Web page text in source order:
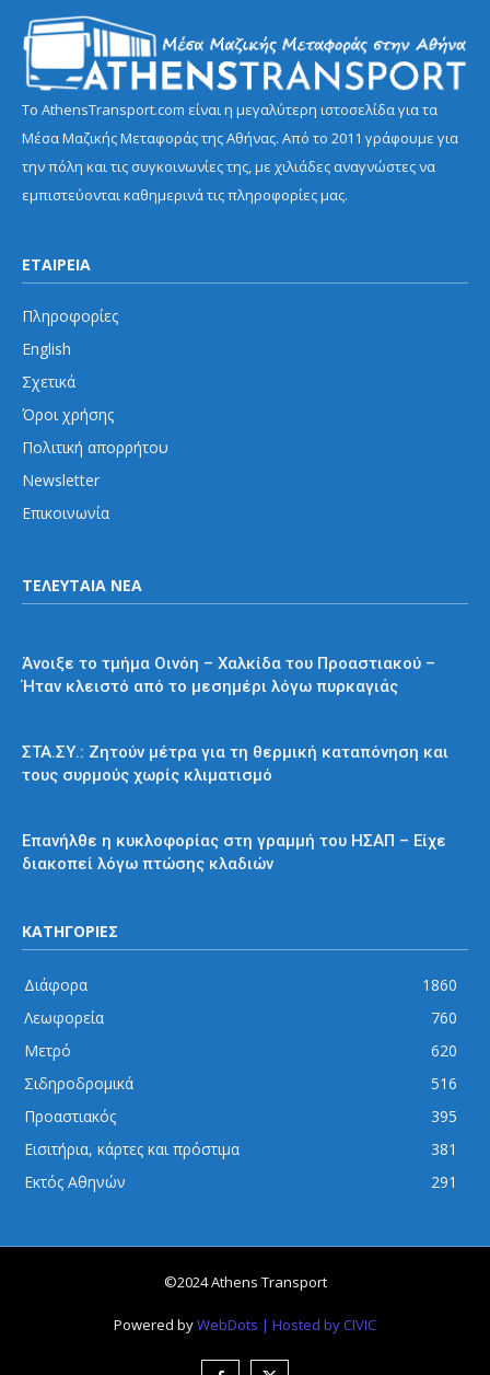
Το AthensTransport.com είναι η μεγαλύτερη ιστοσελίδα για τα
Μέσα Μαζικής Μεταφοράς της Αθήνας. Από το 2011 γράφουμε για
την πόλη και τις συγκοινωνίες της, με χιλιάδες αναγνώστες να
εμπιστεύονται καθημερινά τις πληροφορίες μας.
ΕΤΑΙΡΕΙΑ
Πληροφορίες
English
Σχετικά
Όροι χρήσης
Πολιτική απορρήτου
Newsletter
Επικοινωνία
ΤΕΛΕΥΤΑΙΑ ΝΕΑ
Άνοιξε το τμήμα Οινόη – Χαλκίδα του Προαστιακού –
Ήταν κλειστό από το μεσημέρι λόγω πυρκαγιάς
ΣΤΑ.ΣΥ.: Ζητούν μέτρα για τη θερμική καταπόνηση και
τους συρμούς χωρίς κλιματισμό
Επανήλθε η κυκλοφορίας στη γραμμή του ΗΣΑΠ – Είχε
διακοπεί λόγω πτώσης κλαδιών
ΚΑΤΗΓΟΡΙΕΣ
Διάφορα
1860
Λεωφορεία
760
Μετρό
620
Σιδηροδρομικά
516
Προαστιακός
395
Εισιτήρια, κάρτες και πρόστιμα
381
Εκτός Αθηνών
291
©2024 Athens Transport
Powered byWebDots | Hosted by CIVIC